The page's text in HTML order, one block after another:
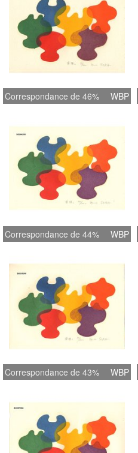
Correspondance de 46% WBP
Correspondance de 44% WBP
Correspondance de 43% WBP